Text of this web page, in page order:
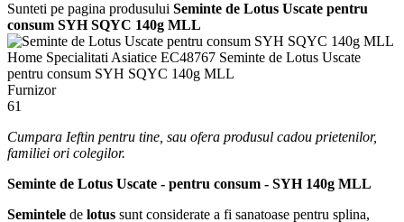
Sunteti pe pagina produsuluiSeminte de Lotus Uscate pentru
consum SYH SQYC 140g MLL
Home Specialitati Asiatice EC48767 Seminte de Lotus Uscate
pentru consum SYH SQYC 140g MLL
Furnizor
Cumpara Ieftin pentru tine, sau ofera produsul cadou prietenilor,